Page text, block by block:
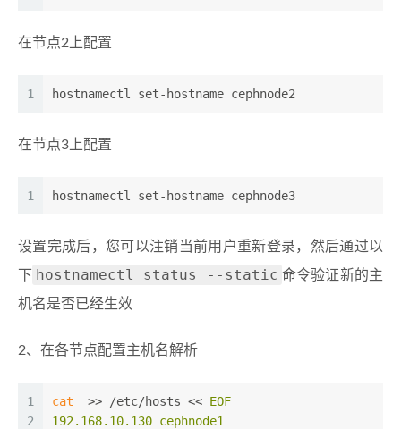
在节点2上配置
1 hostnamectl set-hostname cephnode2
在节点3上配置
1 hostnamectl set-hostname cephnode3
设置完成后，您可以注销当前用户重新登录，然后通过以
下 hostnamectl status --static 命令验证新的主
机名是否已经生效
2、在各节点配置主机名解析
1
2
cat
  >> /etc/hosts <<
EOF
192.168.10.130 cephnode1